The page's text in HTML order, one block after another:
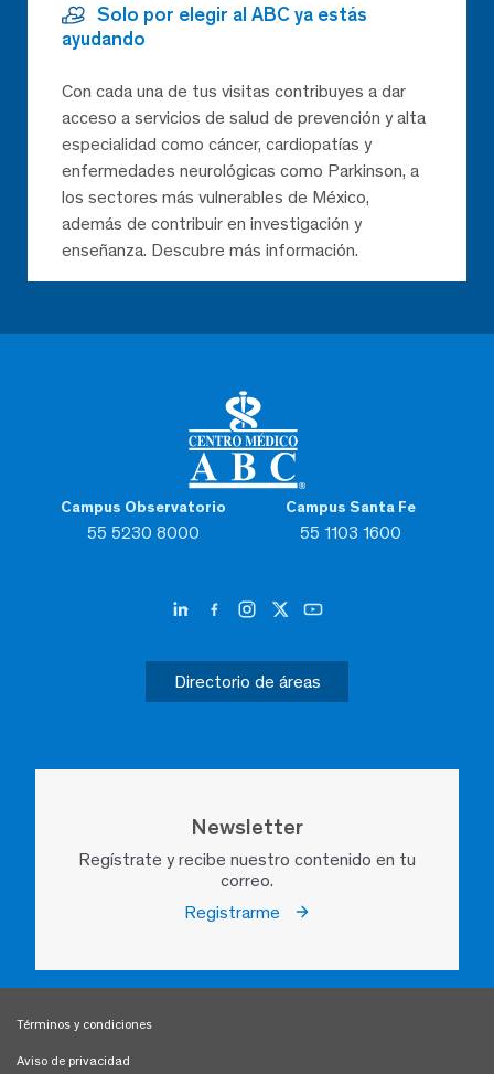
Campus Observatorio
55 5230 8000
Campus Santa Fe
55 1103 1600
Directorio de áreas
Newsletter
Regístrate y recibe nuestro contenido en tu
correo.
Registrarme
Solo por elegir al ABC ya estás
ayudando
Con cada una de tus visitas contribuyes a dar
acceso a servicios de salud de prevención y alta
especialidad como cáncer, cardiopatías y
enfermedades neurológicas como Parkinson, a
los sectores más vulnerables de México,
además de contribuir en investigación y
enseñanza. Descubre más información.
Términos y condiciones
Aviso de privacidad